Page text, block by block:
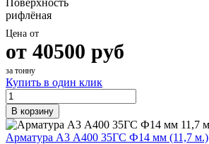
рифлёная
Цена от
от 40500 руб
за тонну
Купить в один клик
В корзину
Арматура А3 А400 35ГС Ф14 мм (11,7 м.)